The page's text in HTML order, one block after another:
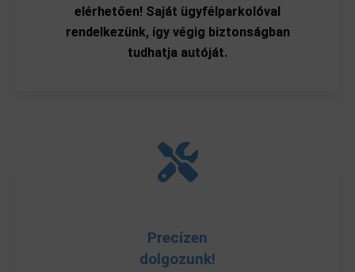
elérhetően! Saját ügyfélparkolóval
rendelkezünk, így végig biztonságban
tudhatja autóját.
Precízen
dolgozunk!​